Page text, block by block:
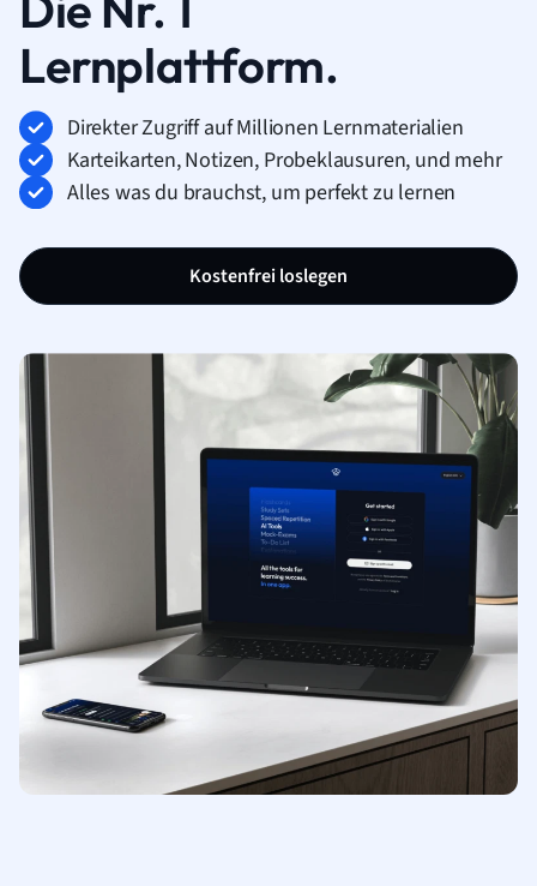
Lernplattform.
Direkter Zugriff auf Millionen Lernmaterialien
Karteikarten, Notizen, Probeklausuren, und mehr
Alles was du brauchst, um perfekt zu lernen
Kostenfrei loslegen